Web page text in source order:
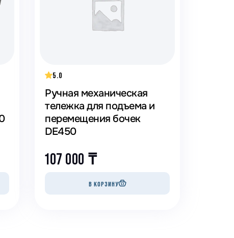
5.0
Ручная механическая
тележка для подъема и
перемещения бочек
DE450
107 000 ₸
В КОРЗИНУ